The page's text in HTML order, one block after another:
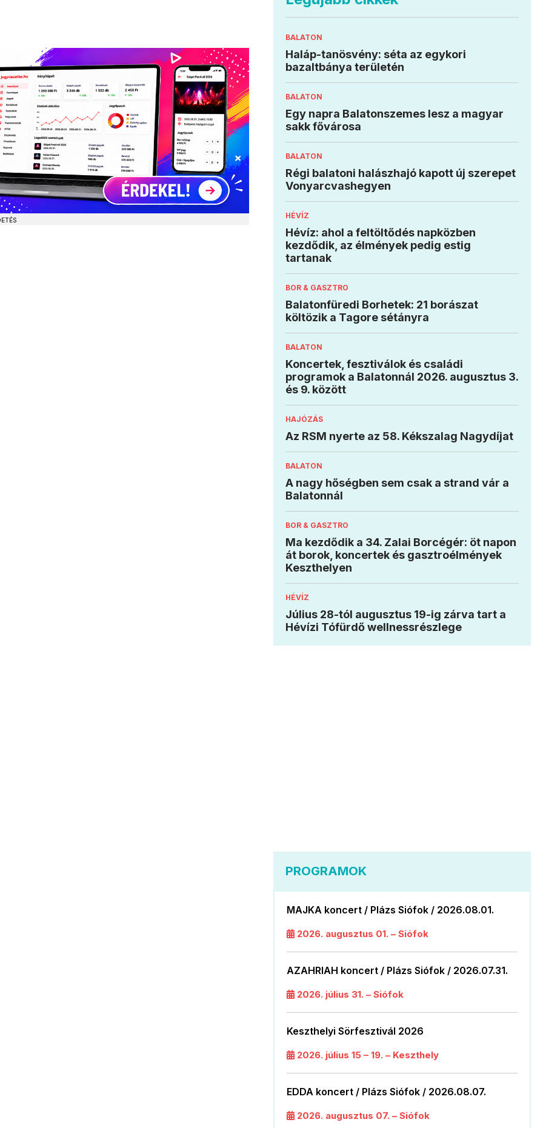
BALATON
Haláp-tanösvény: séta az egykori
bazaltbánya területén
BALATON
Egy napra Balatonszemes lesz a magyar
sakk fővárosa
BALATON
Régi balatoni halászhajó kapott új szerepet
Vonyarcvashegyen
HÉVÍZ
Hévíz: ahol a feltöltődés napközben
kezdődik, az élmények pedig estig
tartanak
BOR & GASZTRO
Balatonfüredi Borhetek: 21 borászat
költözik a Tagore sétányra
BALATON
Koncertek, fesztiválok és családi
programok a Balatonnál 2026. augusztus 3.
és 9. között
HAJÓZÁS
Az RSM nyerte az 58. Kékszalag Nagydíjat
BALATON
A nagy hőségben sem csak a strand vár a
Balatonnál
BOR & GASZTRO
Ma kezdődik a 34. Zalai Borcégér: öt napon
át borok, koncertek és gasztroélmények
Keszthelyen
HÉVÍZ
Július 28-tól augusztus 19-ig zárva tart a
Hévízi Tófürdő wellnessrészlege
PROGRAMOK
MAJKA koncert / Plázs Siófok / 2026.08.01.
2026. augusztus 01. – Siófok
AZAHRIAH koncert / Plázs Siófok / 2026.07.31.
2026. július 31. – Siófok
Keszthelyi Sörfesztivál 2026
2026. július 15 – 19. – Keszthely
EDDA koncert / Plázs Siófok / 2026.08.07.
2026. augusztus 07. – Siófok